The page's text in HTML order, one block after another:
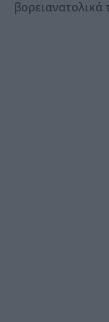
βορειανατολικά